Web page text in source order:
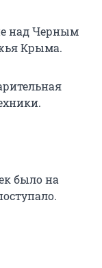
над Черным
Крыма.
было на